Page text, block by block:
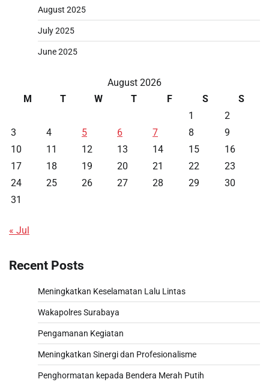
August 2025
July 2025
June 2025
August 2026
M
T W T F S
S
1
2
3
4 5 6 7 8
9
10
11 12 13 14 15
16
17
18 19 20 21 22
23
24
25 26 27 28 29
30
31
« Jul
Recent Posts
Meningkatkan Keselamatan Lalu Lintas
Wakapolres Surabaya
Pengamanan Kegiatan
Meningkatkan Sinergi dan Profesionalisme
Penghormatan kepada Bendera Merah Putih